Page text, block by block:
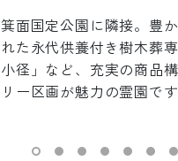
箕面国定公園に隣接。豊
れた永代供養付き樹木葬
小径」など、充実の商品
リー区画が魅力の霊園です